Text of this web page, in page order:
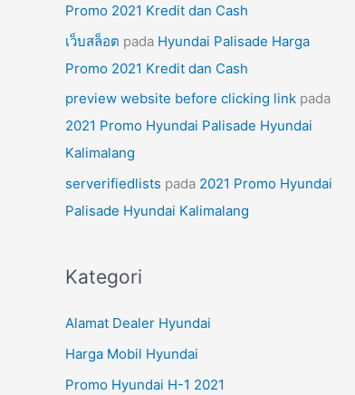
Promo 2021 Kredit dan Cash
เว็บสล็อต pada Hyundai Palisade Harga
Promo 2021 Kredit dan Cash
preview website before clicking link pada
2021 Promo Hyundai Palisade Hyundai
Kalimalang
serverifiedlists pada 2021 Promo Hyundai
Palisade Hyundai Kalimalang
Kategori
Alamat Dealer Hyundai
Harga Mobil Hyundai
Promo Hyundai H-1 2021